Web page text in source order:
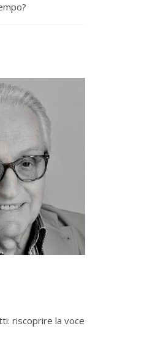
riscoprire la voce